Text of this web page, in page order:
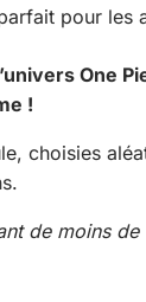
pour les
One
!
choisies
de moins de